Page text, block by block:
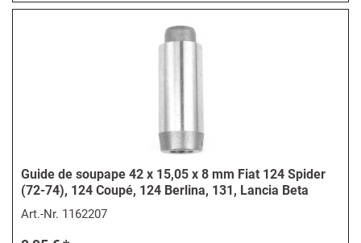
Guide de soupape 42 x 15,05 x 8 mm Fiat 124 Spider
(72-74), 124 Coupé, 124 Berlina, 131, Lancia Beta
Art.-Nr. 1162207